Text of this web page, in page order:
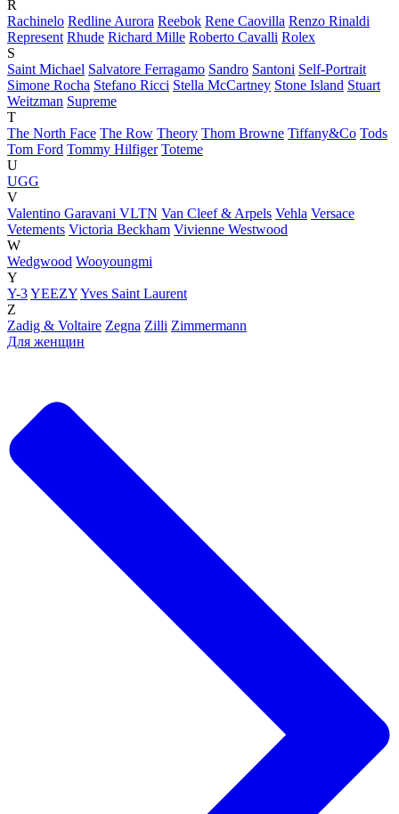
R
Rachinelo Redline Aurora Reebok Rene Caovilla Renzo Rinaldi
Represent Rhude Richard Mille Roberto Cavalli Rolex
S
Saint Michael Salvatore Ferragamo Sandro Santoni Self-Portrait
Simone Rocha Stefano Ricci Stella McCartney Stone Island Stuart
Weitzman Supreme
T
The North Face The Row Theory Thom Browne Tiffany&Co Tods
Tom Ford Tommy Hilfiger Toteme
U
UGG
V
Valentino Garavani VLTN Van Cleef & Arpels Vehla Versace
Vetements Victoria Beckham Vivienne Westwood
W
Wedgwood Wooyoungmi
Y
Y-3YEEZYYves Saint Laurent
Z
Zadig & Voltaire Zegna Zilli Zimmermann
Для женщин